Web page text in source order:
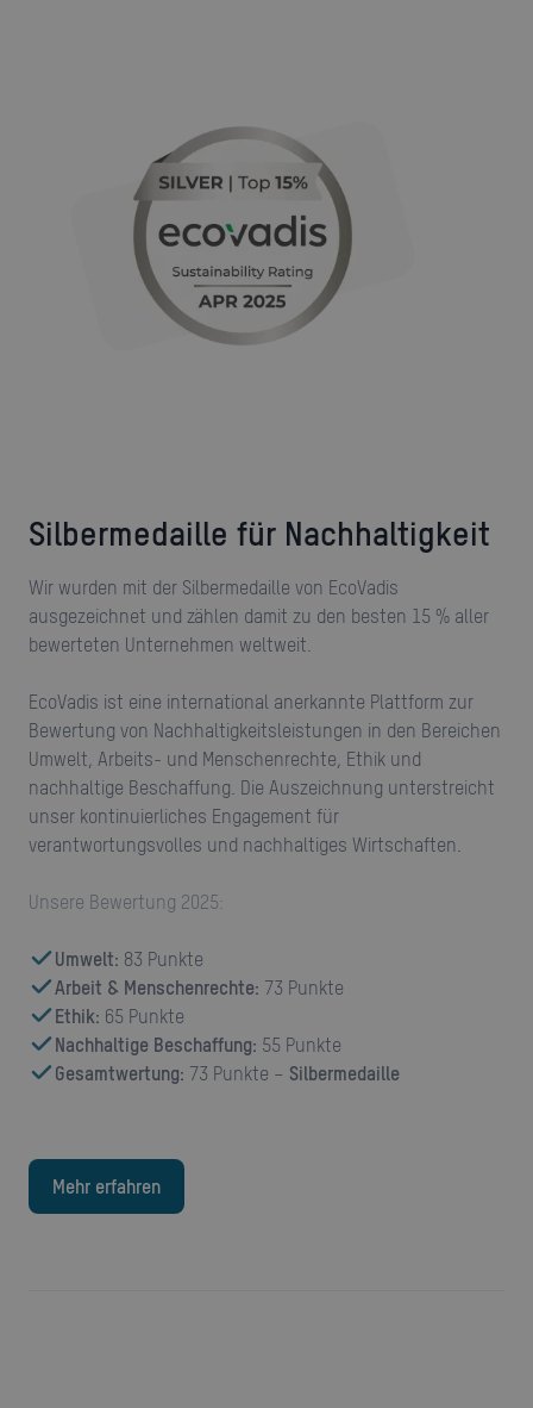
Silbermedaille für Nachhaltigkeit
Wir wurden mit der Silbermedaille von EcoVadis
ausgezeichnet und zählen damit zu den besten 15 % aller
bewerteten Unternehmen weltweit.
EcoVadis ist eine international anerkannte Plattform zur
Bewertung von Nachhaltigkeitsleistungen in den Bereichen
Umwelt, Arbeits- und Menschenrechte, Ethik und
nachhaltige Beschaffung. Die Auszeichnung unterstreicht
unser kontinuierliches Engagement für
verantwortungsvolles und nachhaltiges Wirtschaften.
Unsere Bewertung 2025:
Umwelt: 83 Punkte
Arbeit & Menschenrechte: 73 Punkte
Ethik: 65 Punkte
Nachhaltige Beschaffung: 55 Punkte
Gesamtwertung: 73 Punkte – Silbermedaille
Mehr erfahren